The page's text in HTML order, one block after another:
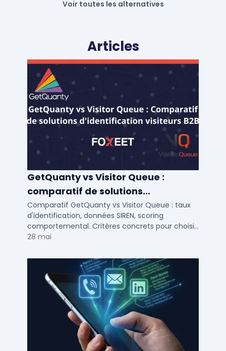
Voir toutes les alternatives
Articles
GetQuanty vs Visitor Queue :
comparatif de solutions
d'identification visiteurs B2B
Comparatif GetQuanty vs Visitor Queue : taux
d'identification, données SIREN, scoring
comportemental. Critères concrets pour choisir
votre solution de lead generation B2B en PME et
28 mai